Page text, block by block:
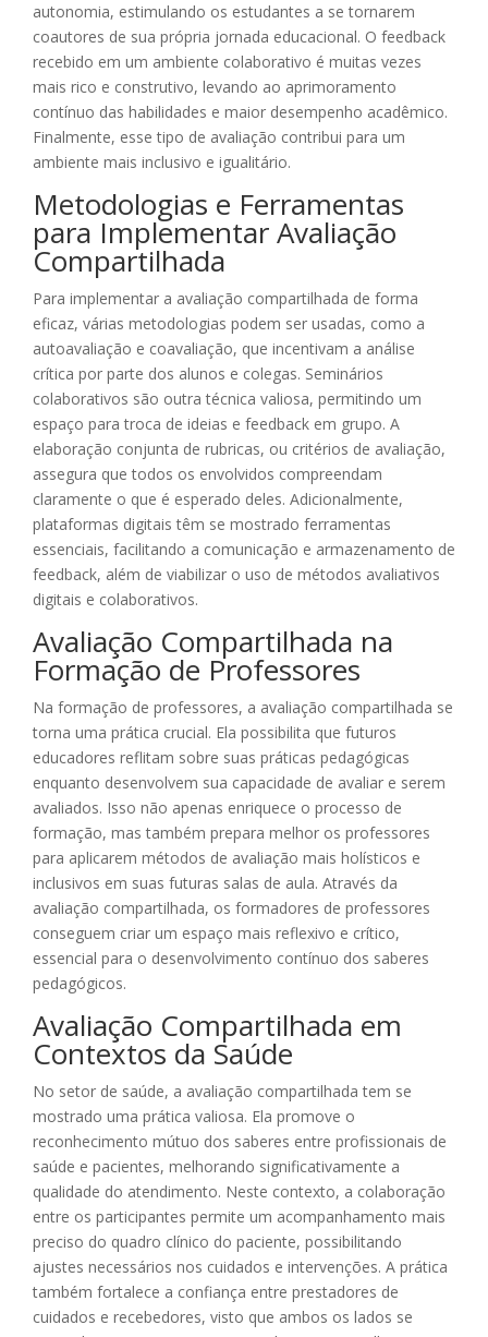
autonomia, estimulando os estudantes a se tornarem
coautores de sua própria jornada educacional. O feedback
recebido em um ambiente colaborativo é muitas vezes
mais rico e construtivo, levando ao aprimoramento
contínuo das habilidades e maior desempenho acadêmico.
Finalmente, esse tipo de avaliação contribui para um
ambiente mais inclusivo e igualitário.
Metodologias e Ferramentas
para Implementar Avaliação
Compartilhada
Para implementar a avaliação compartilhada de forma
eficaz, várias metodologias podem ser usadas, como a
autoavaliação e coavaliação, que incentivam a análise
crítica por parte dos alunos e colegas. Seminários
colaborativos são outra técnica valiosa, permitindo um
espaço para troca de ideias e feedback em grupo. A
elaboração conjunta de rubricas, ou critérios de avaliação,
assegura que todos os envolvidos compreendam
claramente o que é esperado deles. Adicionalmente,
plataformas digitais têm se mostrado ferramentas
essenciais, facilitando a comunicação e armazenamento de
feedback, além de viabilizar o uso de métodos avaliativos
digitais e colaborativos.
Avaliação Compartilhada na
Formação de Professores
Na formação de professores, a avaliação compartilhada se
torna uma prática crucial. Ela possibilita que futuros
educadores reflitam sobre suas práticas pedagógicas
enquanto desenvolvem sua capacidade de avaliar e serem
avaliados. Isso não apenas enriquece o processo de
formação, mas também prepara melhor os professores
para aplicarem métodos de avaliação mais holísticos e
inclusivos em suas futuras salas de aula. Através da
avaliação compartilhada, os formadores de professores
conseguem criar um espaço mais reflexivo e crítico,
essencial para o desenvolvimento contínuo dos saberes
pedagógicos.
Avaliação Compartilhada em
Contextos da Saúde
No setor de saúde, a avaliação compartilhada tem se
mostrado uma prática valiosa. Ela promove o
reconhecimento mútuo dos saberes entre profissionais de
saúde e pacientes, melhorando significativamente a
qualidade do atendimento. Neste contexto, a colaboração
entre os participantes permite um acompanhamento mais
preciso do quadro clínico do paciente, possibilitando
ajustes necessários nos cuidados e intervenções. A prática
também fortalece a confiança entre prestadores de
cuidados e recebedores, visto que ambos os lados se